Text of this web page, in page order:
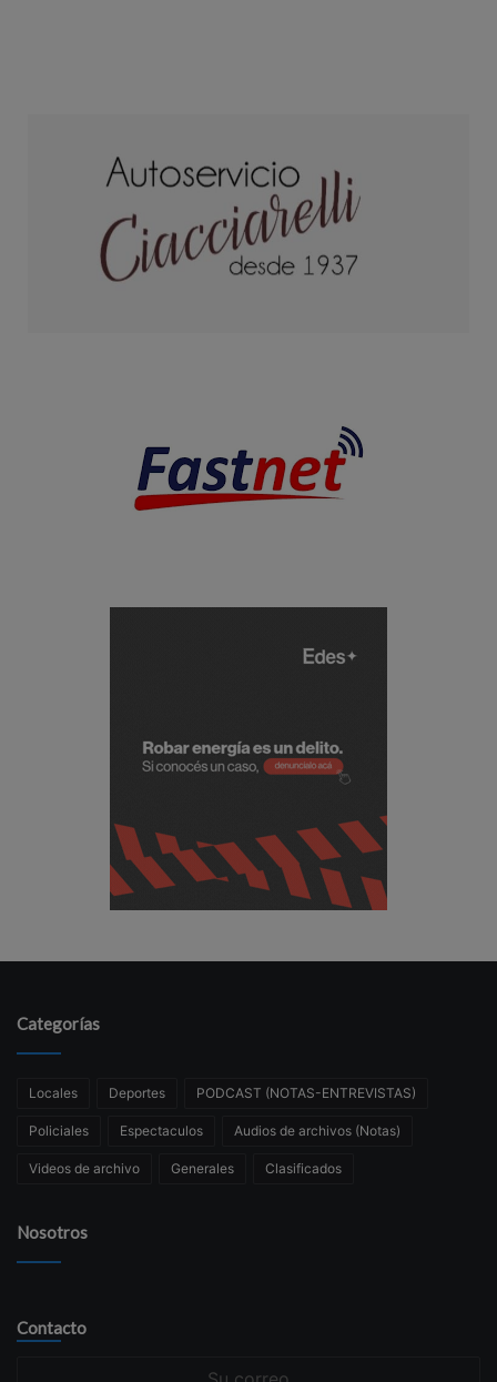
Categorías
Locales Deportes PODCAST (NOTAS-ENTREVISTAS)
Policiales Espectaculos Audios de archivos (Notas)
Videos de archivo Generales Clasificados
Nosotros
Contacto